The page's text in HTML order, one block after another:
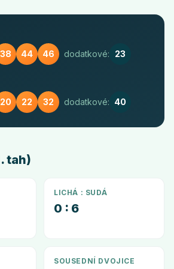
38 44 46 dodatkové: 23
20 22 32 dodatkové: 40
tah)
LICHÁ : SUDÁ
0 : 6
SOUSEDNÍ DVOJICE